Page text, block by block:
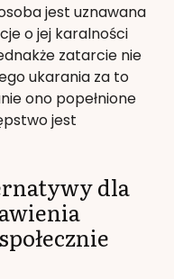
jest uznawana
o jej karalności
zatarcie nie
ukarania za to
ono popełnione
jest
dla